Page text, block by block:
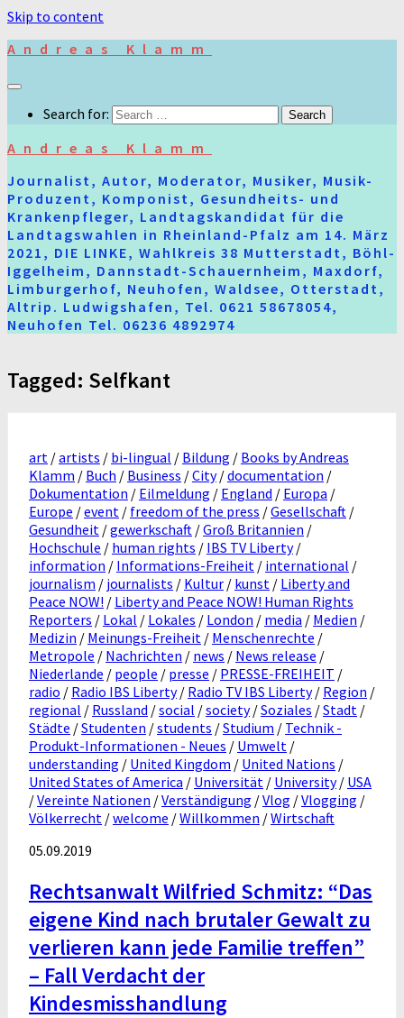
Skip to content
Andreas Klamm
Search for:
Andreas Klamm
Journalist, Autor, Moderator, Musiker, Musik-
Produzent, Komponist, Gesundheits- und
Krankenpfleger, Landtagskandidat für die
Landtagswahlen in Rheinland-Pfalz am 14. März
2021, DIE LINKE, Wahlkreis 38 Mutterstadt, Böhl-
Iggelheim, Dannstadt-Schauernheim, Maxdorf,
Limburgerhof, Neuhofen, Waldsee, Otterstadt,
Altrip. Ludwigshafen, Tel. 0621 58678054,
Neuhofen Tel. 06236 4892974
Tagged: Selfkant
art /artists / bi-lingual / Bildung / Books by Andreas
Klamm / Buch / Business /City/documentation /
Dokumentation / Eilmeldung / England / Europa /
Europe /event / freedom of the press /Gesellschaft /
Gesundheit /gewerkschaft /Groß Britannien /
Hochschule / human rights / IBS TV Liberty/
information / Informations-Freiheit / international /
journalism / journalists / Kultur / kunst / Liberty and
Peace NOW! / Liberty and Peace NOW! Human Rights
Reporters / Lokal / Lokales / London / media / Medien /
Medizin / Meinungs-Freiheit / Menschenrechte /
Metropole / Nachrichten / news / News release /
Niederlande / people / presse / PRESSE-FREIHEIT /
radio / Radio IBS Liberty/ Radio TV IBS Liberty/ Region /
regional / Russland /social /society/Soziales /Stadt /
Städte /Studenten /students /Studium / Technik -
Produkt-Informationen - Neues / Umwelt /
understanding / United Kingdom / United Nations /
United States of America / Universität / University/ USA
/Vereinte Nationen /Verständigung /Vlog /Vlogging /
Völkerrecht /welcome /Willkommen /Wirtschaft
05.09.2019
Rechtsanwalt Wilfried Schmitz: “Das
eigene Kind nach brutaler Gewalt zu
verlieren kann jede Familie treffen”
– Fall Verdacht der
Kindesmisshandlung